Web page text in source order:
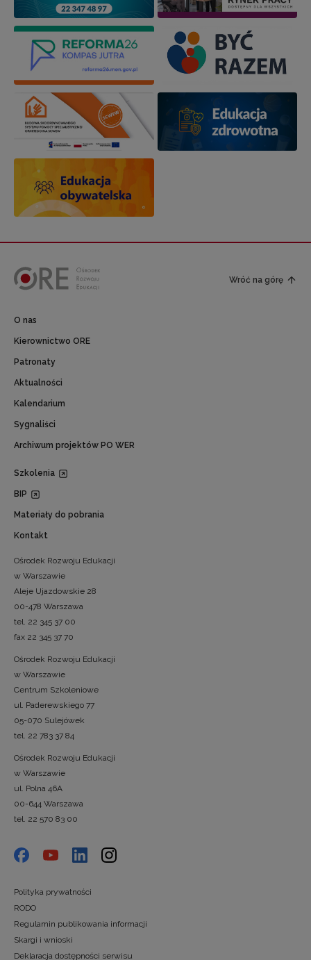
Wróć na górę
O nas
Kierownictwo ORE
Patronaty
Aktualności
Kalendarium
Sygnaliści
Archiwum projektów PO WER
Szkolenia
BIP
Materiały do pobrania
Kontakt
Ośrodek Rozwoju Edukacji
w Warszawie
Aleje Ujazdowskie 28
00-478 Warszawa
tel. 22 345 37 00
fax 22 345 37 70
Ośrodek Rozwoju Edukacji
w Warszawie
Centrum Szkoleniowe
ul. Paderewskiego 77
05-070 Sulejówek
tel. 22 783 37 84
Ośrodek Rozwoju Edukacji
w Warszawie
ul. Polna 46A
00-644 Warszawa
tel. 22 570 83 00
Polityka prywatności
RODO
Regulamin publikowania informacji
Skargi i wnioski
Deklaracja dostępności serwisu